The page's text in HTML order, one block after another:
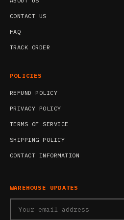
CONTACT US
FAQ
TRACK ORDER
POLICIES
REFUND POLICY
PRIVACY POLICY
TERMS OF SERVICE
SHIPPING POLICY
CONTACT INFORMATION
WAREHOUSE UPDATES